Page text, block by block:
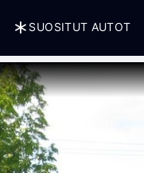
SUOSITUT AUTOT